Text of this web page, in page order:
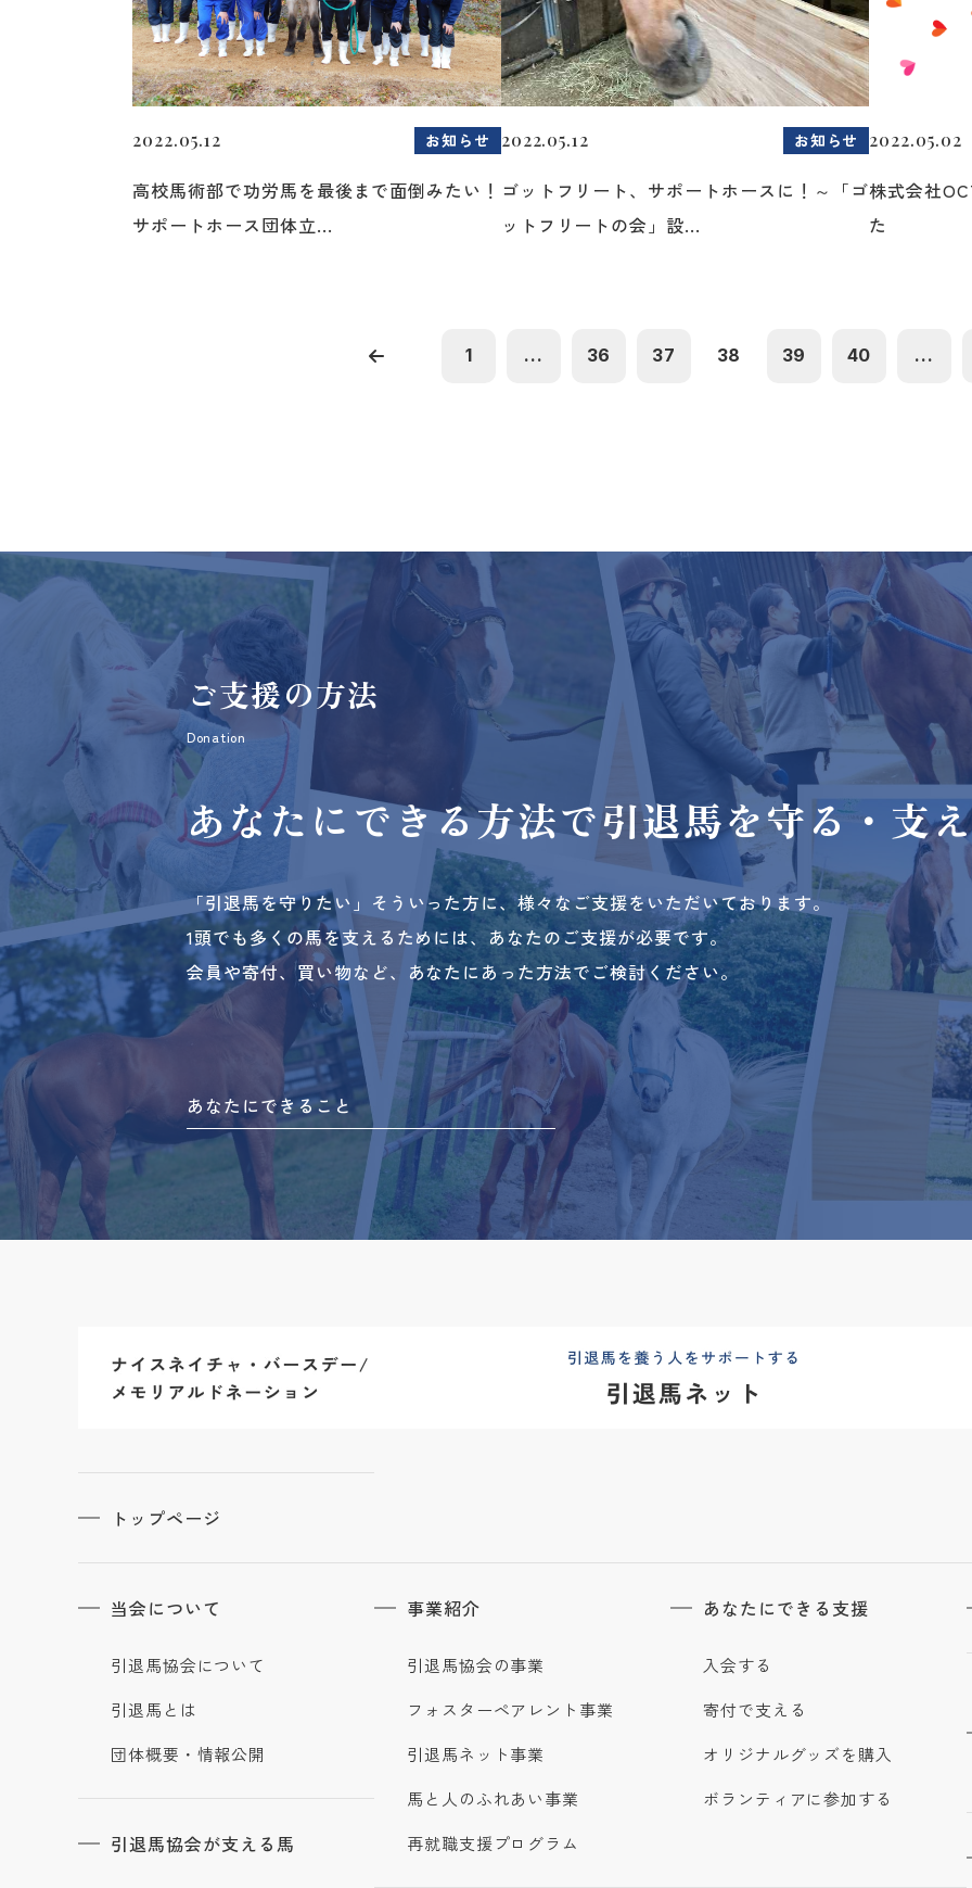
2022.05.12 お知らせ
高校馬術部で功労馬を最後まで面倒みたい！
サポートホース団体立...
2022.05.12 お知らせ
ゴットフリート、サポートホースに！～「ゴ
ットフリートの会」設...
2022.05.02
株式会社
た
1 ... 36 37 38 39 40 ...
ご支援の方法
Donation
あなたにできる方法で引退馬を守る・支
「引退馬を守りたい」そういった方に、様々なご支援をいただいております。
1頭でも多くの馬を支えるためには、あなたのご支援が必要です。
会員や寄付、買い物など、あなたにあった方法でご検討ください。
あなたにできること
トップページ
当会について
引退馬協会について
引退馬とは
団体概要・情報公開
引退馬協会が支える馬
事業紹介
引退馬協会の事業
フォスターペアレント事業
引退馬ネット事業
馬と人のふれあい事業
再就職支援プログラム
あなたにできる支援
入会する
寄付で支える
オリジナルグッズを購入
ボランティアに参加する